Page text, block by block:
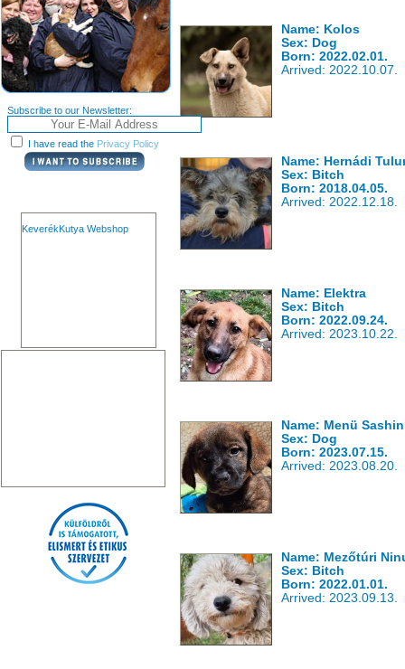
Subscribe to our Newsletter:
I have read the Privacy Policy
KeverékKutya Webshop
Name: Kolos
Sex: Dog
Born: 2022.02.01.
Arrived: 2022.10.07.
Name: Hernádi
Sex: Bitch
Born: 2018.04.05.
Arrived: 2022.12.18.
Name: Elektra
Sex: Bitch
Born: 2022.09.24.
Arrived: 2023.10.22.
Name: Menü
Sex: Dog
Born: 2023.07.15.
Arrived: 2023.08.20.
Name: Mezőtúri
Sex: Bitch
Born: 2022.01.01.
Arrived: 2023.09.13.